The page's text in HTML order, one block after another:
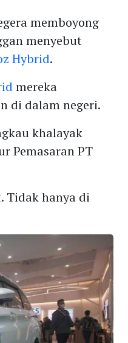
memboyong
menyebut
Hybrid.
mereka
di dalam negeri.
khalayak
Pemasaran PT
Tidak hanya di